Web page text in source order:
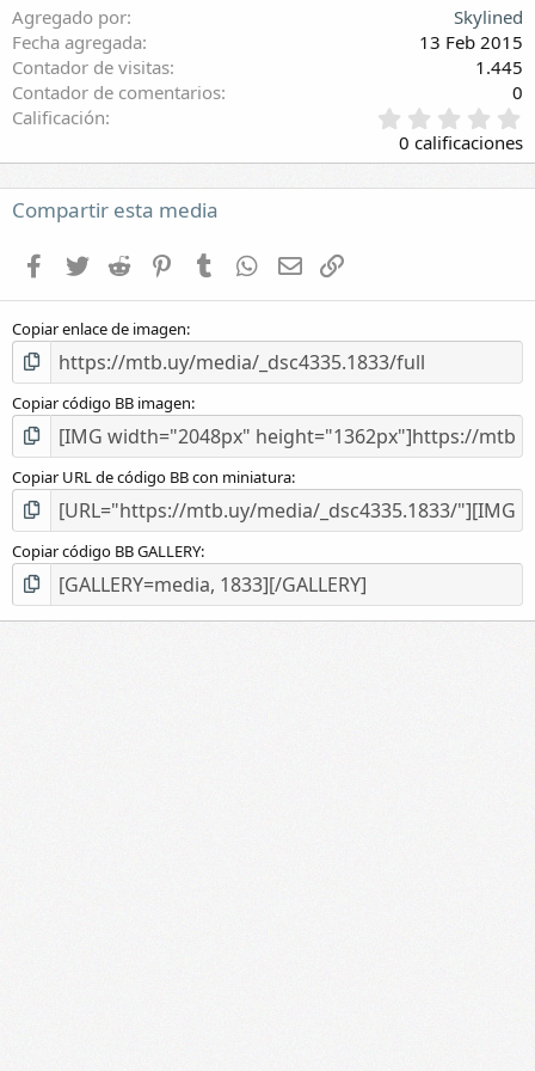
Agregado por
Skylined
Fecha agregada
13 Feb 2015
Contador de visitas
1.445
Contador de comentarios
0
Calificación
,
0
0
l
(
)
0 calificaciones
Compartir esta media
Facebook
Twitter Reddit PinterestTumblr WhatsApp
E-mail
Copiar enlace de imagen
Copiar código BB imagen
Copiar URL de código BB con miniatura
Copiar código BB GALLERY